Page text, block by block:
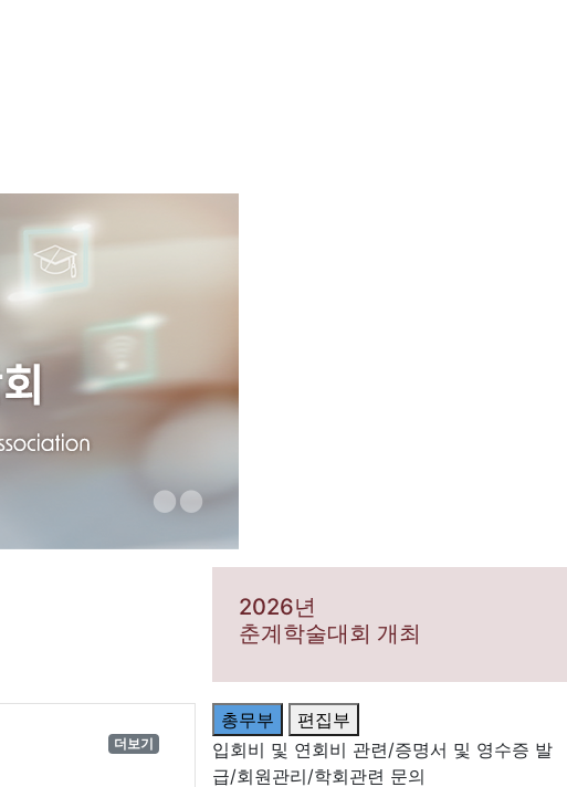
..
2026년
춘계학술대회 개최
더보기
총무부
편집부
입회비 및 연회비 관련/증명서 및 영수증 발
급/회원관리/학회관련 문의